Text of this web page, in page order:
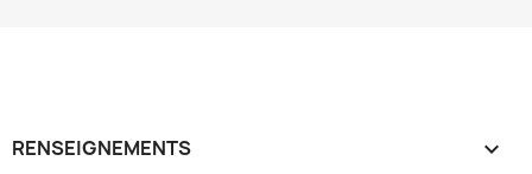
RENSEIGNEMENTS 